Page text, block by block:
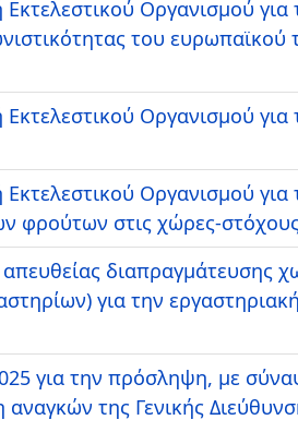
Οργανισμού
του
Οργανισμού
Οργανισμού
φρούτων στις χώρες-
διαπραγμάτευσης
για την
για την πρόσληψη, με
της Γενικής